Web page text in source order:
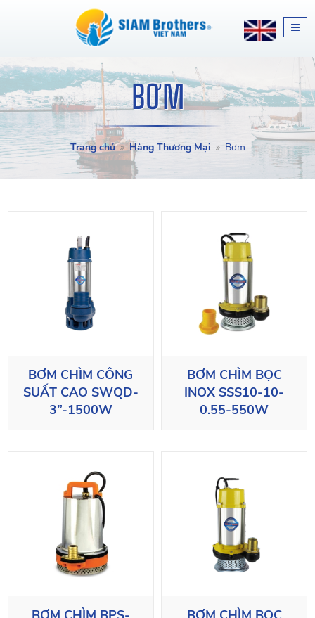
BƠM
Trang chủ Hàng Thương Mại Bơm
BƠM CHÌM CÔNG
SUẤT CAO SWQD-
3”-1500W
BƠM CHÌM BỌC
INOX SSS10-10-
0.55-550W